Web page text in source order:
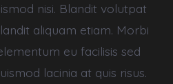
nisi. Blandit volutpat
aliquam etiam. Morbi
eu facilisis sed
lacinia at quis risus.